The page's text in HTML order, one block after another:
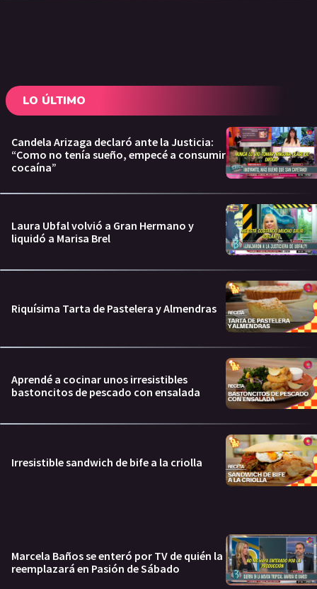
LO ÚLTIMO
Candela Arizaga declaró ante la Justicia:
“Como no tenía sueño, empecé a consumir
cocaína”
Laura Ubfal volvió a Gran Hermano y
liquidó a Marisa Brel
Riquísima Tarta de Pastelera y Almendras
Aprendé a cocinar unos irresistibles
bastoncitos de pescado con ensalada
Irresistible sandwich de bife a la criolla
Marcela Baños se enteró por TV de quién la
reemplazará en Pasión de Sábado